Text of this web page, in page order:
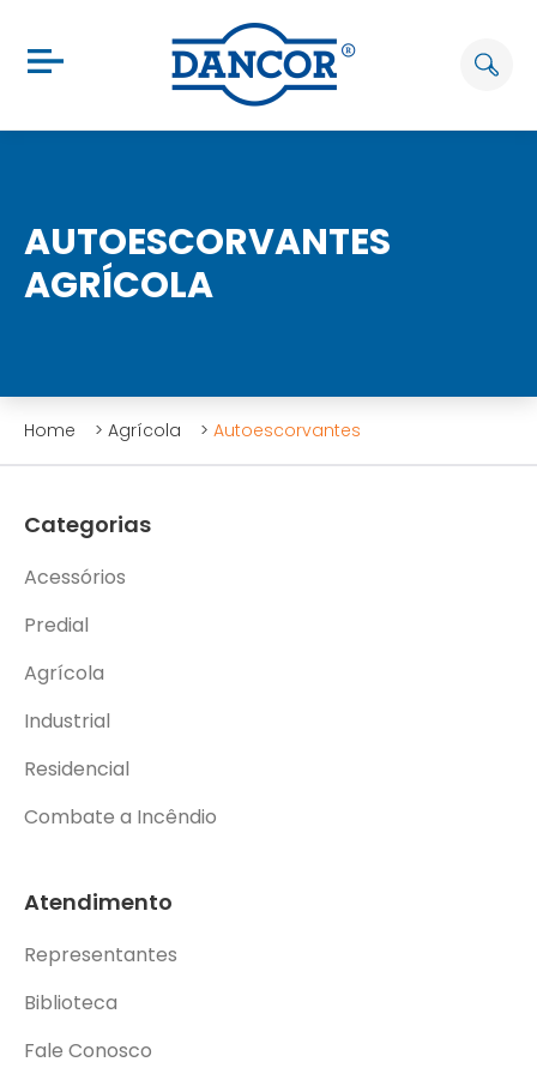
AUTOESCORVANTES
AGRÍCOLA
Home > Agrícola > Autoescorvantes
Categorias
Acessórios
Predial
Agrícola
Industrial
Residencial
Combate a Incêndio
Atendimento
Representantes
Biblioteca
Fale Conosco